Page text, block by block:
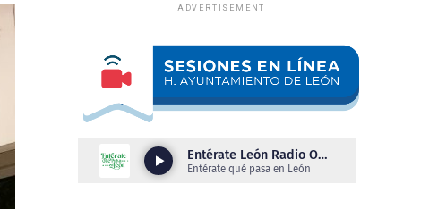
ADVERTISEMENT